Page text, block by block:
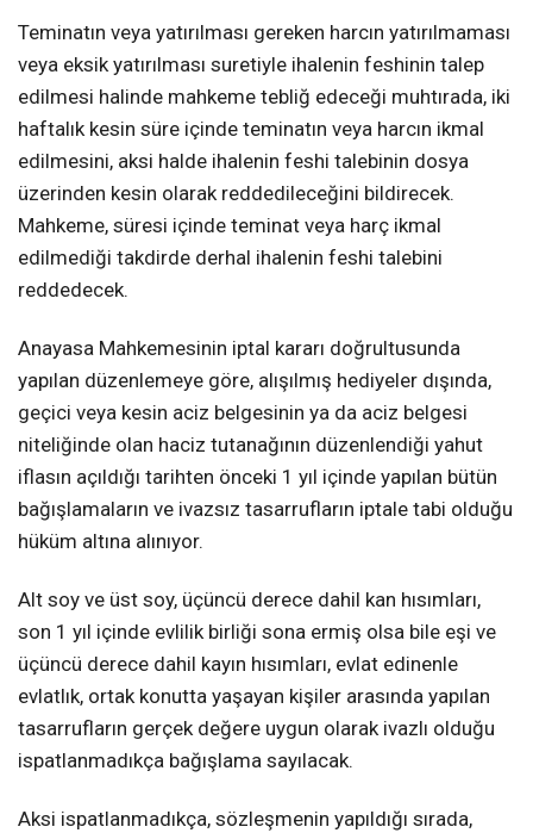
Teminatın veya yatırılması gereken harcın yatırılmaması
veya eksik yatırılması suretiyle ihalenin feshinin talep
edilmesi halinde mahkeme tebliğ edeceği muhtırada, iki
haftalık kesin süre içinde teminatın veya harcın ikmal
edilmesini, aksi halde ihalenin feshi talebinin dosya
üzerinden kesin olarak reddedileceğini bildirecek.
Mahkeme, süresi içinde teminat veya harç ikmal
edilmediği takdirde derhal ihalenin feshi talebini
reddedecek.
Anayasa Mahkemesinin iptal kararı doğrultusunda
yapılan düzenlemeye göre, alışılmış hediyeler dışında,
geçici veya kesin aciz belgesinin ya da aciz belgesi
niteliğinde olan haciz tutanağının düzenlendiği yahut
iflasın açıldığı tarihten önceki 1 yıl içinde yapılan bütün
bağışlamaların ve ivazsız tasarrufların iptale tabi olduğu
hüküm altına alınıyor.
Alt soy ve üst soy, üçüncü derece dahil kan hısımları,
son 1 yıl içinde evlilik birliği sona ermiş olsa bile eşi ve
üçüncü derece dahil kayın hısımları, evlat edinenle
evlatlık, ortak konutta yaşayan kişiler arasında yapılan
tasarrufların gerçek değere uygun olarak ivazlı olduğu
ispatlanmadıkça bağışlama sayılacak.
Aksi ispatlanmadıkça, sözleşmenin yapıldığı sırada,